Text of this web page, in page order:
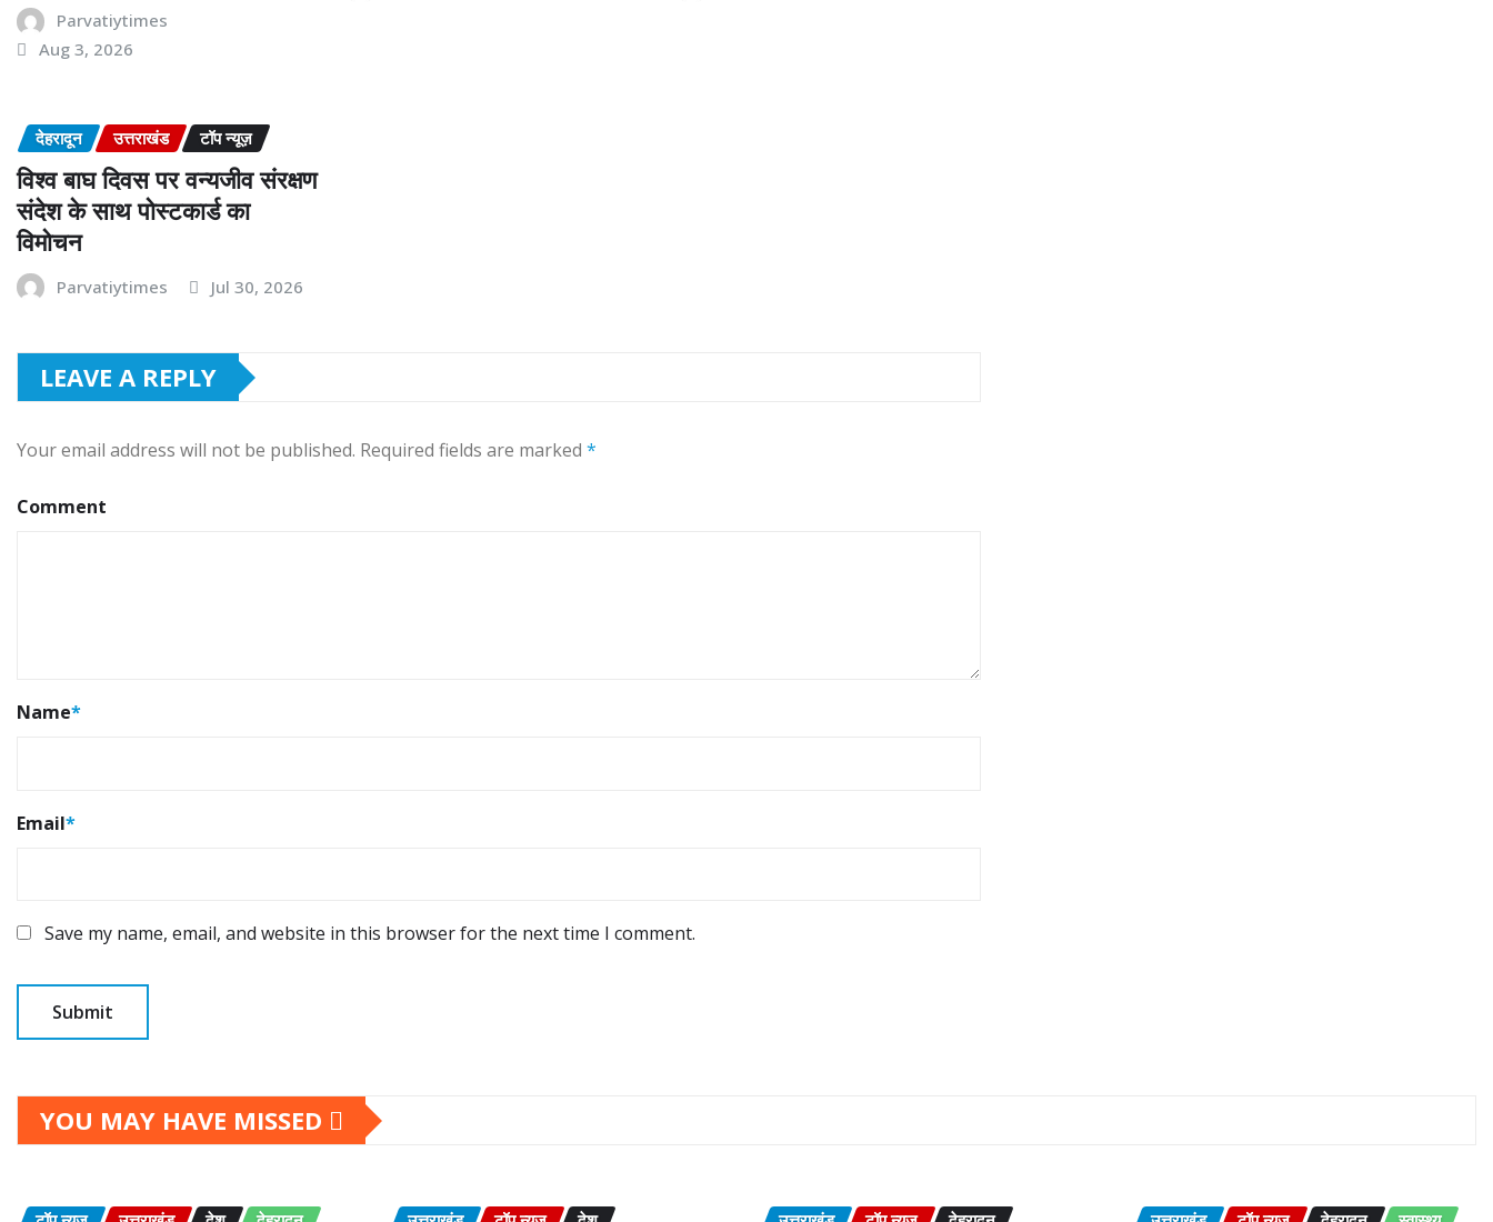
Parvatiytimes
Aug 3, 2026
देहरादून उत्तराखंड टॉप न्यूज़
विश्व बाघ दिवस पर वन्यजीव संरक्षण
संदेश के साथ पोस्टकार्ड का
विमोचन
Parvatiytimes Jul 30, 2026
LEAVE A REPLY
Your email address will not be published. Required fields are marked *
Comment
Name*
Email*
Save my name, email, and website in this browser for the next time I comment.
YOU MAY HAVE MISSED